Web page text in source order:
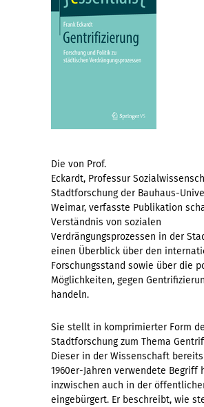
Die von Prof.
Eckardt, Professur
Stadtforschung der Bauhaus-
Weimar, verfasste Publikation
Verständnis von sozialen
Verdrängungsprozessen in der
einen Überblick über den
Forschungsstand sowie über die
Möglichkeiten, gegen
handeln.
Sie stellt in komprimierter Form
Stadtforschung zum Thema
Dieser in der Wissenschaft
1960er-Jahren verwendete Begriff
inzwischen auch in der
eingebürgert. Er beschreibt, wie